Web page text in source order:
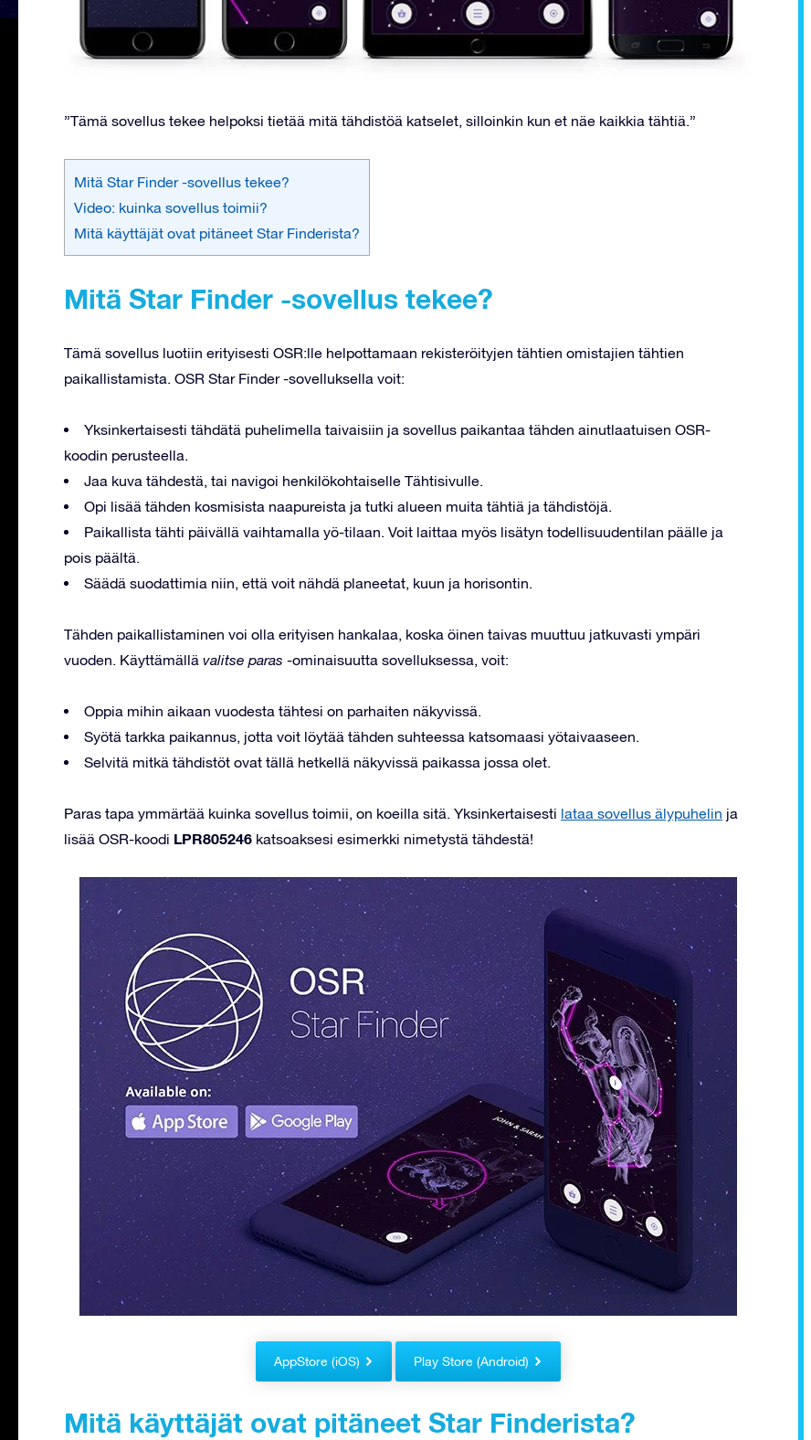
”Tämä sovellus tekee helpoksi tietää mitä tähdistöä katselet, silloinkin kun et näe kaikkia tähtiä.”
Mitä Star Finder -sovellus tekee?
Video: kuinka sovellus toimii?
Mitä käyttäjät ovat pitäneet Star Finderista?
Mitä Star Finder -sovellus tekee?
Tämä sovellus luotiin erityisesti OSR:lle helpottamaan rekisteröityjen tähtien omistajien tähtien
paikallistamista. OSR Star Finder -sovelluksella voit:
Yksinkertaisesti tähdätä puhelimella taivaisiin ja sovellus paikantaa tähden ainutlaatuisen OSR-
koodin perusteella.
Jaa kuva tähdestä, tai navigoi henkilökohtaiselle Tähtisivulle.
Opi lisää tähden kosmisista naapureista ja tutki alueen muita tähtiä ja tähdistöjä.
Paikallista tähti päivällä vaihtamalla yö-tilaan. Voit laittaa myös lisätyn todellisuudentilan päälle ja
pois päältä.
Säädä suodattimia niin, että voit nähdä planeetat, kuun ja horisontin.
Tähden paikallistaminen voi olla erityisen hankalaa, koska öinen taivas muuttuu jatkuvasti ympäri
vuoden. Käyttämällä valitse paras -ominaisuutta sovelluksessa, voit:
Oppia mihin aikaan vuodesta tähtesi on parhaiten näkyvissä.
Syötä tarkka paikannus, jotta voit löytää tähden suhteessa katsomaasi yötaivaaseen.
Selvitä mitkä tähdistöt ovat tällä hetkellä näkyvissä paikassa jossa olet.
Paras tapa ymmärtää kuinka sovellus toimii, on koeilla sitä. Yksinkertaisesti lataa sovellus älypuhelin ja
lisää OSR-koodi LPR805246 katsoaksesi esimerkki nimetystä tähdestä!
AppStore (iOS) Play Store (Android)
Mitä käyttäjät ovat pitäneet Star Finderista?